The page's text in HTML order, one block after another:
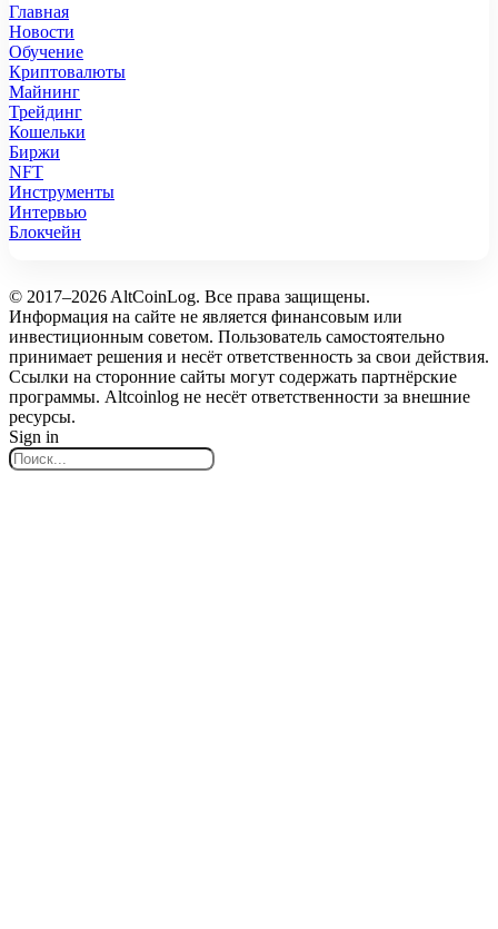
Главная
Новости
Обучение
Криптовалюты
Майнинг
Трейдинг
Кошельки
Биржи
NFT
Инструменты
Интервью
Блокчейн
© 2017–2026 AltCoinLog. Все права защищены.
Информация на сайте не является финансовым или
инвестиционным советом. Пользователь самостоятельно
принимает решения и несёт ответственность за свои действия.
Ссылки на сторонние сайты могут содержать партнёрские
программы. Altcoinlog не несёт ответственности за внешние
ресурсы.
Sign in